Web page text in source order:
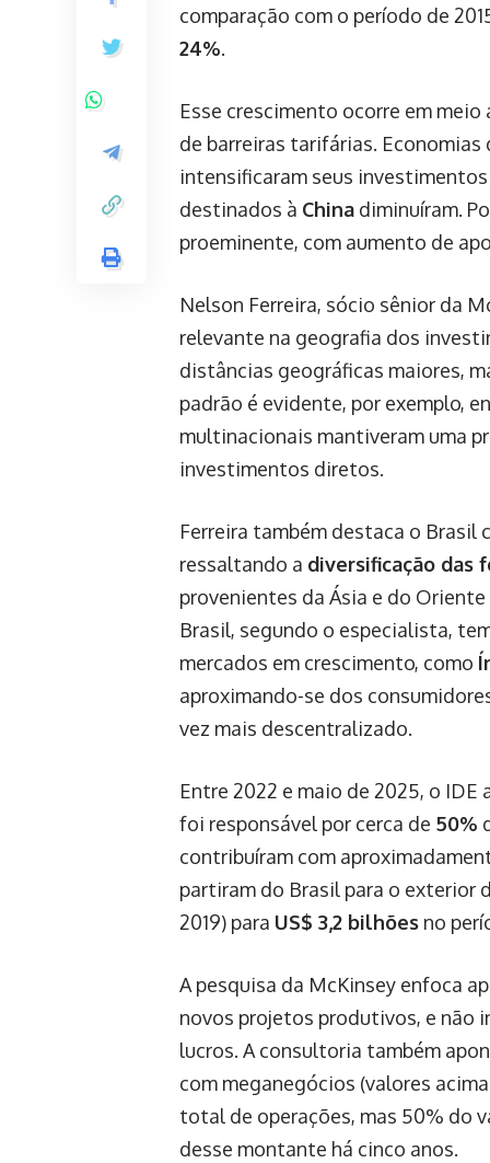
comparação com o período de
24%.
Esse crescimento ocorre em
de barreiras tarifárias. Economias
intensificaram seus
destinados à China diminuíram.
proeminente, com aumento de
Nelson Ferreira, sócio sênior da
relevante na geografia dos
distâncias geográficas maiores,
padrão é evidente, por exemplo,
multinacionais mantiveram uma
investimentos diretos.
Ferreira também destaca o
ressaltando a diversificação das
provenientes da Ásia e do
Brasil, segundo o especialista,
mercados em crescimento, como
aproximando-se dos
vez mais descentralizado.
Entre 2022 e maio de 2025, o IDE
foi responsável por cerca de 50%
contribuíram com
partiram do Brasil para o exterior
2019) para US$ 3,2 bilhões no
A pesquisa da McKinsey enfoca
novos projetos produtivos, e não
lucros. A consultoria também
com meganegócios (valores
total de operações, mas 50% do
desse montante há cinco anos.